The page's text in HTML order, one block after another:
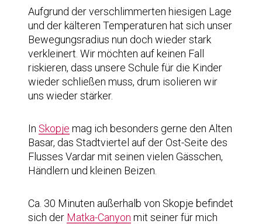
Aufgrund der verschlimmerten hiesigen Lage
und der kälteren Temperaturen hat sich unser
Bewegungsradius nun doch wieder stark
verkleinert. Wir möchten auf keinen Fall
riskieren, dass unsere Schule für die Kinder
wieder schließen muss, drum isolieren wir
uns wieder stärker.
In Skopje mag ich besonders gerne den Alten
Basar, das Stadtviertel auf der Ost-Seite des
Flusses Vardar mit seinen vielen Gässchen,
Händlern und kleinen Beizen.
Ca. 30 Minuten außerhalb von Skopje befindet
sich der Matka-Canyon mit seiner für mich